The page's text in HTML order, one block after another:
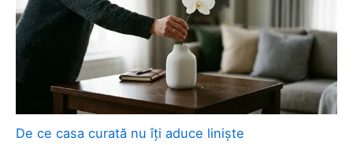
De ce casa curată nu îți aduce liniște